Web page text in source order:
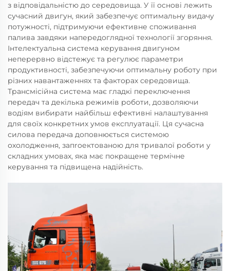
з відповідальністю до середовища. У її основі лежить
сучасний двигун, який забезпечує оптимальну видачу
потужності, підтримуючи ефективне споживання
палива завдяки напередоглядної технології згоряння.
Інтелектуальна система керування двигуном
неперервно відстежує та регулює параметри
продуктивності, забезпечуючи оптимальну роботу при
різних навантаженнях та факторах середовища.
Трансмісійна система має гладкі переключення
передач та декілька режимів роботи, дозволяючи
водіям вибирати найбільш ефективні налаштування
для своїх конкретних умов експлуатації. Ця сучасна
силова передача доповнюється системою
охолодження, запroектованою для тривалої роботи у
складних умовах, яка має покращене термічне
керування та підвищена надійність.